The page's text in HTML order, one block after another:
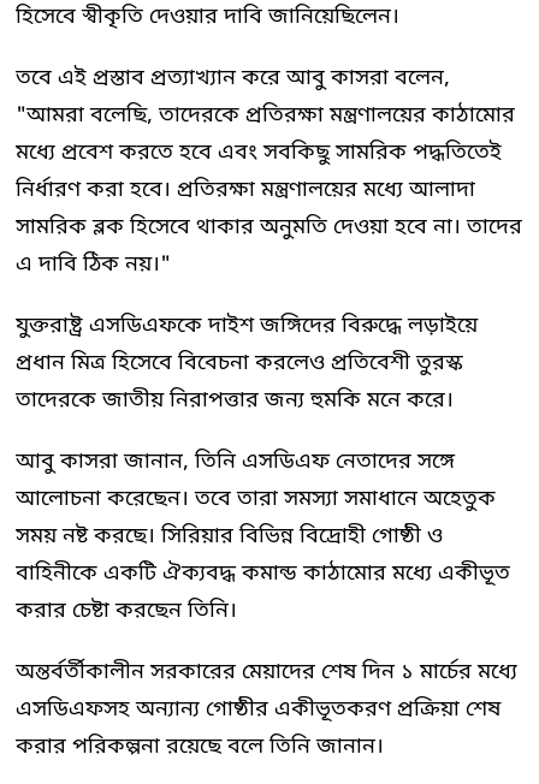
হিসেবে স্বীকৃতি দেওয়ার দাবি জানিয়েছিলেন।
তবে এই প্রস্তাব প্রত্যাখ্যান করে আবু কাসরা বলেন,
"আমরা বলেছি, তাদেরকে প্রতিরক্ষা মন্ত্রণালয়ের কাঠামোর
মধ্যে প্রবেশ করতে হবে এবং সবকিছু সামরিক পদ্ধতিতেই
নির্ধারণ করা হবে। প্রতিরক্ষা মন্ত্রণালয়ের মধ্যে আলাদা
সামরিক ব্লক হিসেবে থাকার অনুমতি দেওয়া হবে না। তাদের
এ দাবি ঠিক নয়।"
যুক্তরাষ্ট্র এসডিএফকে দাইশ জঙ্গিদের বিরুদ্ধে লড়াইয়ে
প্রধান মিত্র হিসেবে বিবেচনা করলেও প্রতিবেশী তুরস্ক
তাদেরকে জাতীয় নিরাপত্তার জন্য হুমকি মনে করে।
আবু কাসরা জানান, তিনি এসডিএফ নেতাদের সঙ্গে
আলোচনা করেছেন। তবে তারা সমস্যা সমাধানে অহেতুক
সময় নষ্ট করছে। সিরিয়ার বিভিন্ন বিদ্রোহী গোষ্ঠী ও
বাহিনীকে একটি ঐক্যবদ্ধ কমান্ড কাঠামোর মধ্যে একীভূত
করার চেষ্টা করছেন তিনি।
অন্তর্বর্তীকালীন সরকারের মেয়াদের শেষ দিন ১ মার্চের মধ্যে
এসডিএফসহ অন্যান্য গোষ্ঠীর একীভূতকরণ প্রক্রিয়া শেষ
করার পরিকল্পনা রয়েছে বলে তিনি জানান।